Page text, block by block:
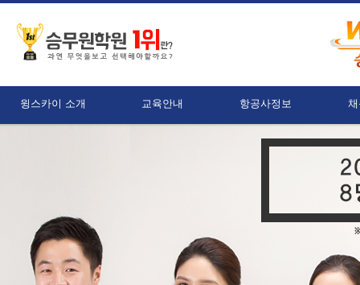
윙스카이 소개 교육안내 항공사정보